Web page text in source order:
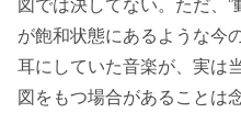
図では決してない。ただ、
が飽和状態にあるような今
耳にしていた音楽が、実は
図をもつ場合があることは